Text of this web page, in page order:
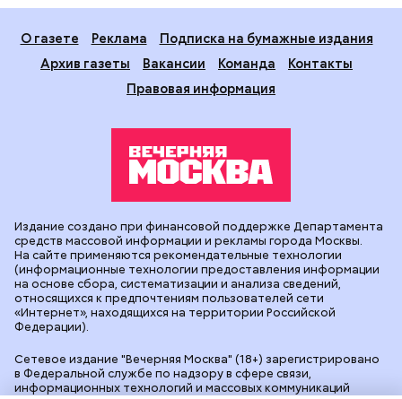
О газете Реклама
Подписка на бумажные издания
Архив газеты
Вакансии Команда
Контакты
Правовая информация
Сетевое издание "Вечерняя Москва" (18+) зарегистрировано
в Федеральной службе по надзору в сфере связи,
информационных технологий и массовых коммуникаций
Издание создано при финансовой поддержке Департамента
средств массовой информации и рекламы города Москвы.
На сайте применяются рекомендательные технологии
(информационные технологии предоставления информации
на основе сбора, систематизации и анализа сведений,
относящихся к предпочтениям пользователей сети
«Интернет», находящихся на территории Российской
Федерации).